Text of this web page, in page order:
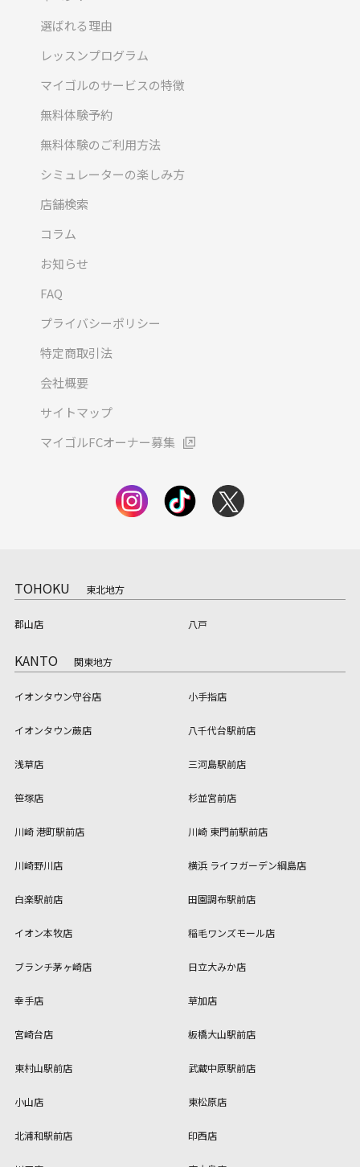
選ばれる理由
レッスンプログラム
マイゴルのサービスの特徴
無料体験予約
無料体験のご利用方法
シミュレーターの楽しみ方
店舗検索
コラム
お知らせ
FAQ
プライバシーポリシー
特定商取引法
会社概要
サイトマップ
マイゴルFCオーナー募集
TOHOKU 東北地方
郡山店 八戸
KANTO 関東地方
イオンタウン守谷店 小手指店
イオンタウン蕨店 八千代台駅前店
浅草店 三河島駅前店
笹塚店 杉並宮前店
川崎 港町駅前店 川崎 東門前駅前店
川崎野川店 横浜 ライフガーデン綱島店
白楽駅前店 田園調布駅前店
イオン本牧店 稲毛ワンズモール店
ブランチ茅ヶ崎店 日立大みか店
幸手店 草加店
宮崎台店 板橋大山駅前店
東村山駅前店 武蔵中原駅前店
小山店 東松原店
北浦和駅前店 印西店